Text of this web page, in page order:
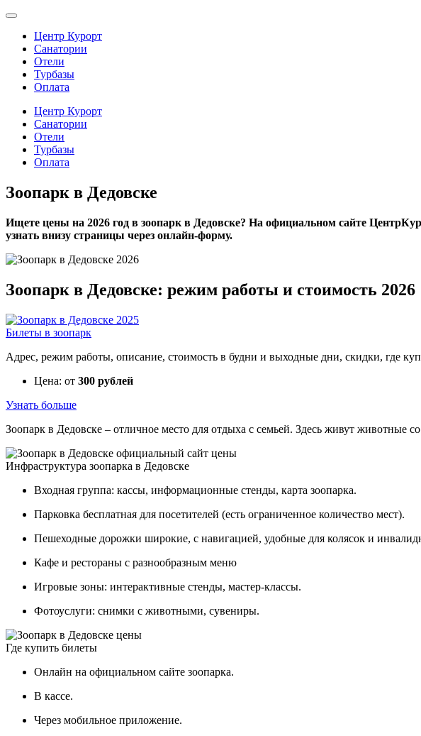
Центр Курорт
Санатории
Отели
Турбазы
Оплата
Центр Курорт
Санатории
Отели
Турбазы
Оплата
Зоопарк в Дедовске
Ищете цены на 2026 год в зоопарк в Дедовске? На официальном сайте
узнать внизу страницы через онлайн-форму.
Зоопарк в Дедовске: режим работы и стоимость 2026
Билеты в зоопарк
Адрес, режим работы, описание, стоимость в будни и выходные дни, скидки, где
Цена: от 300 рублей
Узнать больше
Зоопарк в Дедовске – отличное место для отдыха с семьей. Здесь живут животные
Инфраструктура зоопарка в Дедовске
Входная группа: кассы, информационные стенды, карта зоопарка.
Парковка бесплатная для посетителей (есть ограниченное количество мест).
Пешеходные дорожки широкие, с навигацией, удобные для колясок и
Кафе и рестораны с разнообразным меню
Игровые зоны: интерактивные стенды, мастер-классы.
Фотоуслуги: снимки с животными, сувениры.
Где купить билеты
Онлайн на официальном сайте зоопарка.
В кассе.
Через мобильное приложение.